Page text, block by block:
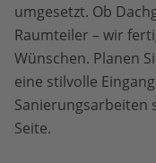
umgesetzt. Ob
Raumteiler – wir
Wünschen. Planen
eine stilvolle
Sanierungsarbeiten
Seite.